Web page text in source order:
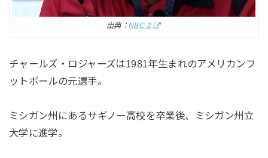
出典：NBC-2
チャールズ・ロジャーズは1981年生まれのアメリカンフ
ットボールの元選手。
ミシガン州にあるサギノー高校を卒業後、ミシガン州立
大学に進学。